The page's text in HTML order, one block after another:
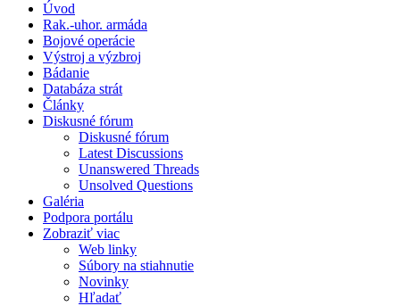
Úvod
Rak.-uhor. armáda
Bojové operácie
Výstroj a výzbroj
Bádanie
Databáza strát
Články
Diskusné fórum
Diskusné fórum
Latest Discussions
Unanswered Threads
Unsolved Questions
Galéria
Podpora portálu
Zobraziť viac
Web linky
Súbory na stiahnutie
Novinky
Hľadať